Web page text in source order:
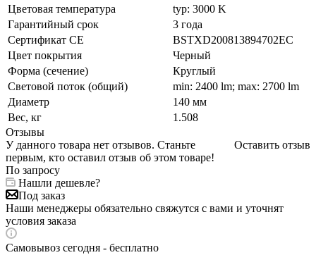
Цветовая температура
typ: 3000 K
Гарантийный срок
3 года
Сертификат CE
BSTXD200813894702EC
Цвет покрытия
Черный
Форма (сечение)
Круглый
Световой поток (общий)
min: 2400 lm; max: 2700 lm
Диаметр
140 мм
Вес, кг
1.508
Отзывы
Оставить отзыв
У данного товара нет отзывов. Станьте
первым, кто оставил отзыв об этом товаре!
По запросу
Нашли дешевле?
Под заказ
Наши менеджеры обязательно свяжутся с вами и уточнят
условия заказа
Самовывоз сегодня - бесплатно